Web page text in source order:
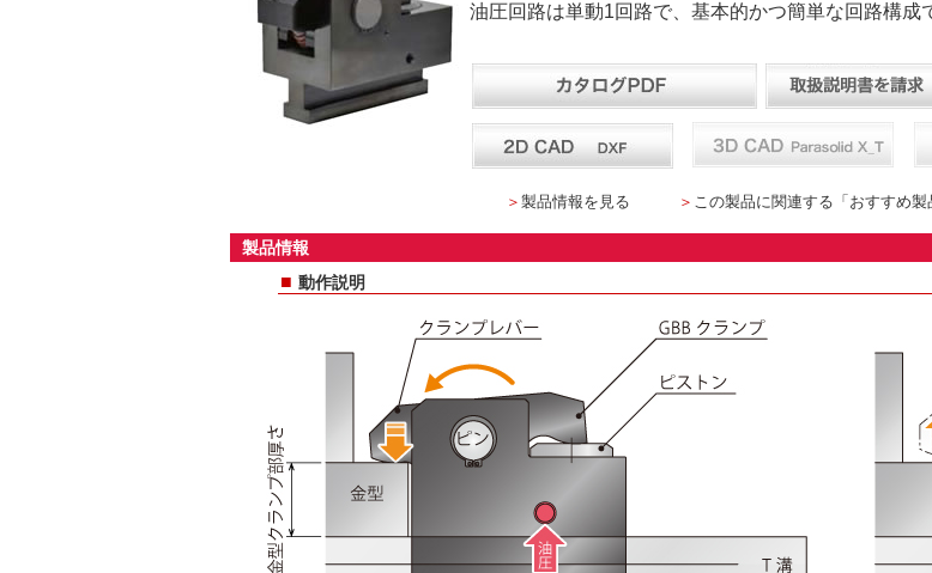
油圧回路は単動1回路で、基本的かつ簡単な回路構成
＞ 製品情報を見る ＞ この製品に関連する「おすすめ製
製品情報
■ 動作説明